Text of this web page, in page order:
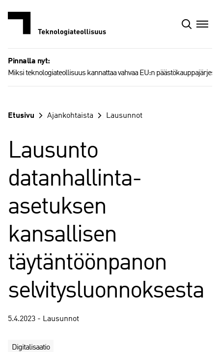
Pinnalla nyt:
Miksi teknologiateollisuus kannattaa vahvaa EU:n
Etusivu Ajankohtaista Lausunnot
Lausunto
datanhallinta-
asetuksen
kansallisen
täytäntöönpanon
selvitysluonnoksesta
5.4.2023 - Lausunnot
Digitalisaatio